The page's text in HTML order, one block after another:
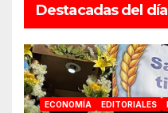
Destacadas del día
ECONOMÍA EDITORIALES